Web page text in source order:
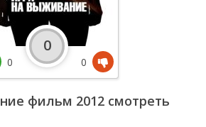
фильм 2012 смотреть
0
0
0